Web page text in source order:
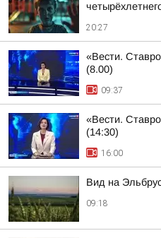
20:27
«Вести.
(8.00)
09:37
«Вести.
(14:30)
16:00
Вид на
09:18